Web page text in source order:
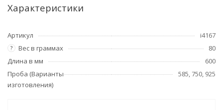
Характеристики
Артикул i4167
? Вес в граммах
80
Длина в мм
600
Проба (Варианты
изготовления)
585, 750, 925